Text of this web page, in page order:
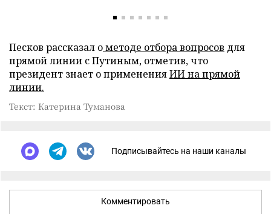
Песков рассказал ометоде отбора вопросов для
прямой линии с Путиным, отметив, что
президент знает о примененияИИ на прямой
линии.
Текст: Катерина Туманова
Подписывайтесь на наши каналы
Комментировать